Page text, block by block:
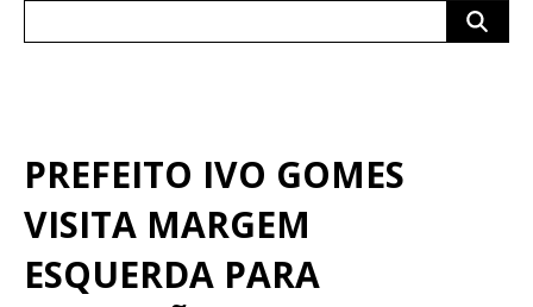
PREFEITO IVO GOMES
VISITA MARGEM
ESQUERDA PARA